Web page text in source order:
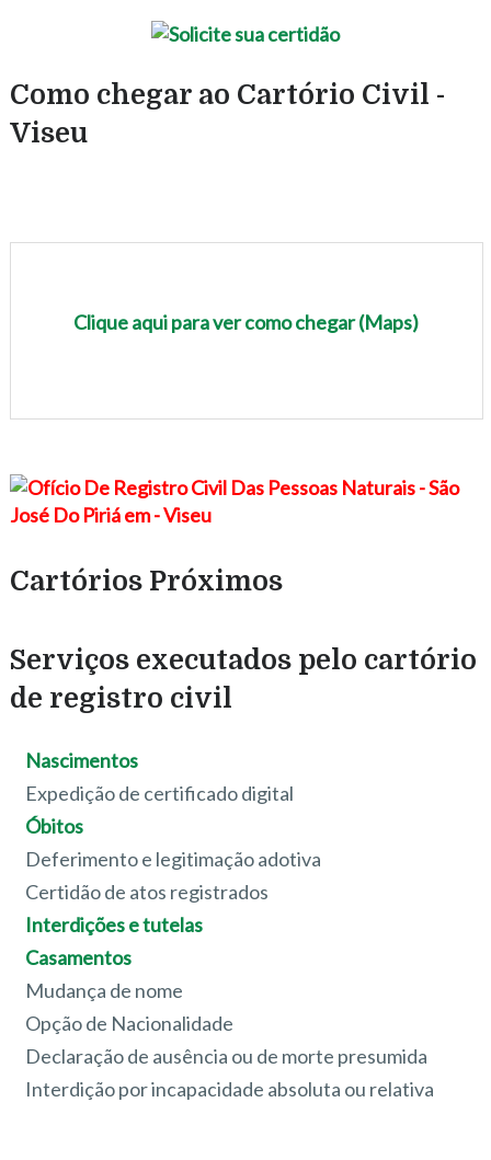
Como chegar ao Cartório Civil -
Viseu
Clique aqui para ver como chegar (Maps)
Cartórios Próximos
Serviços executados pelo cartório
de registro civil
Nascimentos
Expedição de certificado digital
Óbitos
Deferimento e legitimação adotiva
Certidão de atos registrados
Interdições e tutelas
Casamentos
Mudança de nome
Opção de Nacionalidade
Declaração de ausência ou de morte presumida
Interdição por incapacidade absoluta ou relativa